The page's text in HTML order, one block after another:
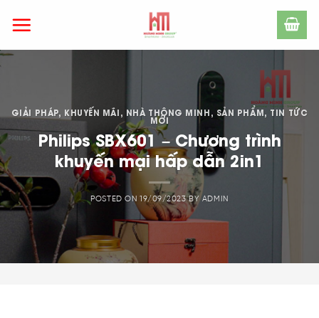
GIẢI PHÁP, KHUYẾN MÃI, NHÀ THÔNG MINH, SẢN PHẨM, TIN TỨC
MỚI
Philips SBX601 – Chương trình
khuyến mại hấp dẫn 2in1
POSTED ON 19/09/2023BYADMIN